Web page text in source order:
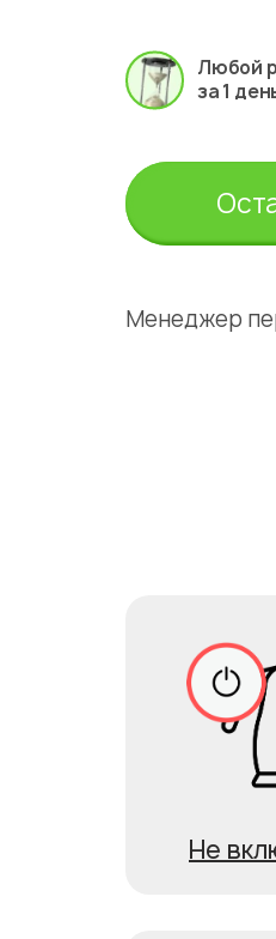
Любой
за 1
Менеджер
Не